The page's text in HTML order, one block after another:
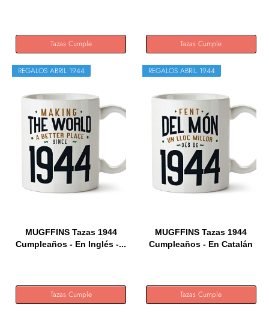
Tazas Cumple Tazas Cumple
REGALOS ABRIL 1944
MUGFFINS Tazas 1944
Cumpleaños - En Inglés -...
Tazas Cumple
REGALOS ABRIL 1944
MUGFFINS Tazas 1944
Cumpleaños - En Catalán
Tazas Cumple